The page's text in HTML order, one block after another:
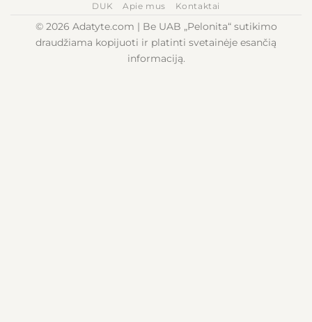
DUK Apie mus Kontaktai
© 2026 Adatyte.com | Be UAB „Pelonita“ sutikimo
draudžiama kopijuoti ir platinti svetainėje esančią
informaciją.